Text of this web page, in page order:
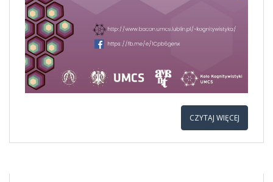
CZYTAJ WIĘCEJ